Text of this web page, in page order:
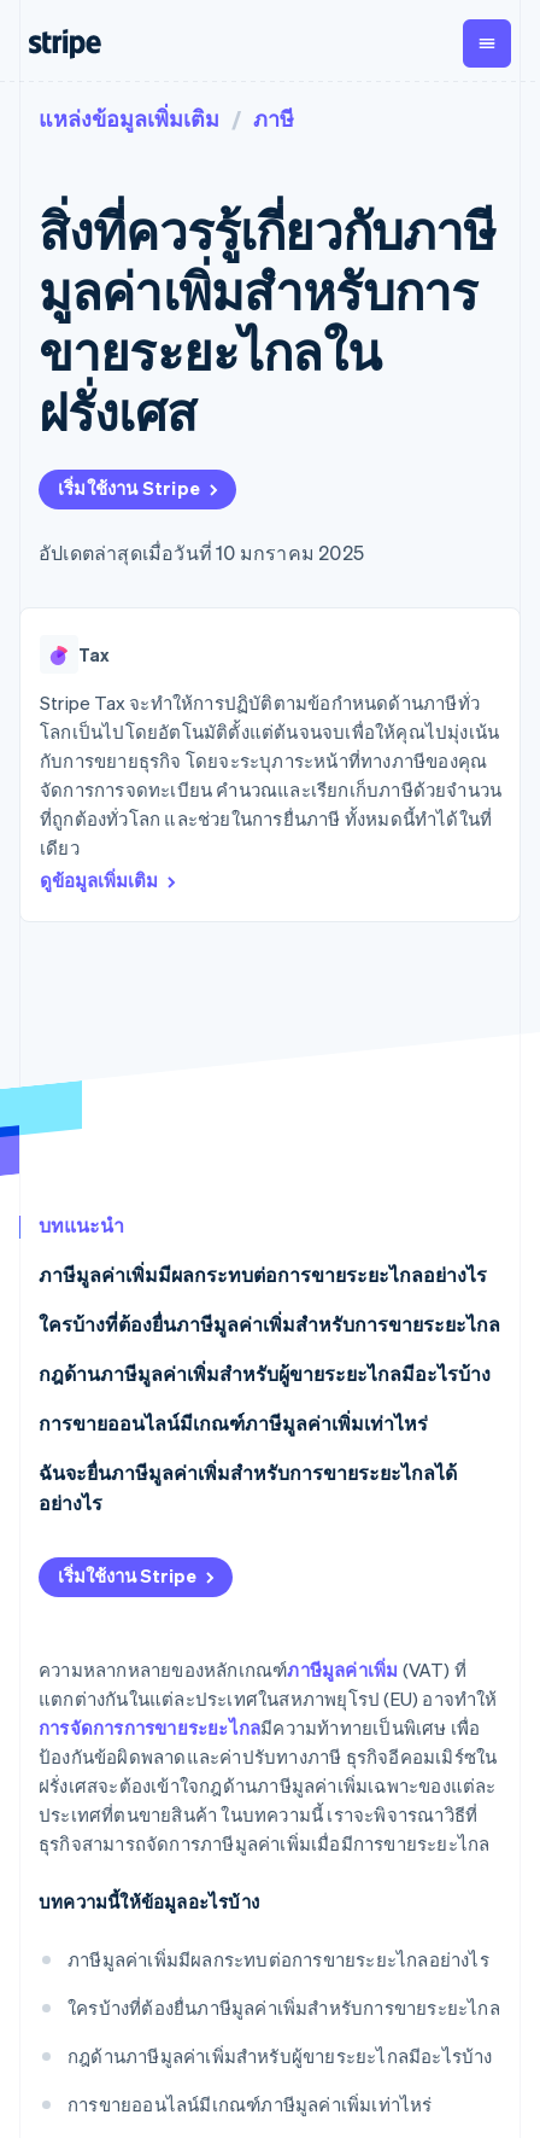
การชำระเงิน
การชำระเงิน
ออนไลน์
Payment links
การชำระเงิน
แบบไม่ต้อง
เขียนโค้ด
Checkout
UI การชำระ
เงินสำเร็จรูป
Elements
องค์ประกอบ UI
วิธีการชำระ
เงิน
มากกว่า 125
Authorization
ยกระดับการ
ชำระเงิน
Link
รวดเร็วขึ้น
รายรับ
รายรับตาม
แบบแผนล่วง
หน้า
Metronome
การเรียกเก็บ
เงินตามการ
ใช้งาน
การชำระเงิน
ตามรอบบิล
ตามแบบแผน
ล่วงหน้า
Tax
ขายและ VAT
ทำบัญชี
Sigma
รายงานที่
ออกแบบเอง
Data
Pipeline
การซิงค์
Global
เบิกจ่าย
สาม
เพลส
Atlas
Climate
ดูว่า Stripe กำลังสร้างโครงสร้างพื้นฐานระบบเศรษฐกิจสำหรับ
รับชมเลย
ตามขั้น
ธุรกิจสตาร์ทอัพ
ตามกรณีใช้งาน
การค้าแบบใช้เอเจนต์
อีคอมเมิร์ซ
รวมในตัว
การทำงานอัตโนมัติด้าน
ธุรกิจทั่วโลก
การชำระเงินในแอป
มาร์เก็ตเพลส
การจัดการเงิน
แพลตฟอร์ม
บริษัท AI
แวดวงครีเอเตอร์
เกม
การบริการ การเดินทาง
และสันทนาการ
องค์กรไม่แสวงผลกำไร
ภาครัฐ
เอกสารประกอบ
ข้อมูลอ้างอิงเกี่ยวกับ API
ไลบรารีและ SDK
Stripe Apps
คู่มือ
ติดตั้งใช้งานการชำระเงิน
สำเร็จรูป
มาร์เก็ตเพลส
จัดการการชำระเงินตาม
รอบบิล
เสนอการเรียกเก็บเงินตาม
การใช้งาน
แหล่งข้อมูล
การเชื่อมต่อการทำงาน
แอป
สถานะ API
เรียนรู้
เรื่องราวจากลูกค้า
คู่มือ
การสนับสนุน
รับการสนับสนุน
รับการจัดการ
บริการเฉพาะทาง
การติดต่อ
ติดต่อฝ่ายขาย
แหล่งข้อมูลเพิ่มเติม ภาษี
สิ่งที่ควรรู้เกี่ยวกับภาษี
มูลค่าเพิ่มสำหรับการ
ขายระยะไกลใน
ฝรั่งเศส
เริ่มใช้งาน Stripe
อัปเดตล่าสุดเมื่อวันที่ 10 มกราคม 2025
Tax
Stripe Tax จะทำให้การปฏิบัติตามข้อกำหนดด้านภาษีทั่ว
โลกเป็นไปโดยอัตโนมัติตั้งแต่ต้นจนจบเพื่อให้คุณไปมุ่งเน้น
กับการขยายธุรกิจ โดยจะระบุภาระหน้าที่ทางภาษีของคุณ
จัดการการจดทะเบียน คำนวณและเรียกเก็บภาษีด้วยจำนวน
ที่ถูกต้องทั่วโลก และช่วยในการยื่นภาษี ทั้งหมดนี้ทำได้ในที่
เดียว
ดูข้อมูลเพิ่มเติม
บทแนะนำ
ภาษีมูลค่าเพิ่มมีผลกระทบต่อการขายระยะไกลอย่างไร
ใครบ้างที่ต้องยื่นภาษีมูลค่าเพิ่มสำหรับการขายระยะไกล
กฎด้านภาษีมูลค่าเพิ่มสำหรับผู้ขายระยะไกลมีอะไรบ้าง
พระราชบัญญัติการเงินประจำปี 2024: มาตรการและเป้า
หมายใหม่
ดร็อปชิปปิ้งและการหลีกเลี่ยงภาษีมูลค่าเพิ่ม
การขายออนไลน์มีเกณฑ์ภาษีมูลค่าเพิ่มเท่าไหร่
เกณฑ์การขายระยะไกล
ฉันจะยื่นภาษีมูลค่าเพิ่มสำหรับการขายระยะไกลได้
อย่างไร
เริ่มใช้งาน Stripe
ความหลากหลายของหลักเกณฑ์ภาษีมูลค่าเพิ่ม (VAT) ที่
แตกต่างกันในแต่ละประเทศในสหภาพยุโรป (EU) อาจทำให้
การจัดการการขายระยะไกลมีความท้าทายเป็นพิเศษ เพื่อ
ป้องกันข้อผิดพลาดและค่าปรับทางภาษี ธุรกิจอีคอมเมิร์ซใน
ฝรั่งเศสจะต้องเข้าใจกฎด้านภาษีมูลค่าเพิ่มเฉพาะของแต่ละ
ประเทศที่ตนขายสินค้า ในบทความนี้ เราจะพิจารณาวิธีที่
ธุรกิจสามารถจัดการภาษีมูลค่าเพิ่มเมื่อมีการขายระยะไกล
บทความนี้ให้ข้อมูลอะไรบ้าง
ภาษีมูลค่าเพิ่มมีผลกระทบต่อการขายระยะไกลอย่างไร
ใครบ้างที่ต้องยื่นภาษีมูลค่าเพิ่มสำหรับการขายระยะไกล
กฎด้านภาษีมูลค่าเพิ่มสำหรับผู้ขายระยะไกลมีอะไรบ้าง
การขายออนไลน์มีเกณฑ์ภาษีมูลค่าเพิ่มเท่าไหร่